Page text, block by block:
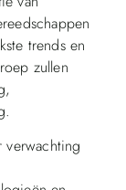
trends en
zullen
verwachting